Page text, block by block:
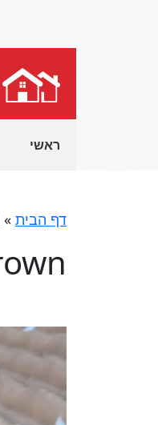
ראשי
דף הבית »